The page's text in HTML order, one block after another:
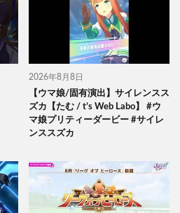
2026年8月8日
【ウマ娘/固有演出】サイレンスス
ズカ【たむ / t’s Web Labo】 #ウ
マ娘プリティーダービー #サイレ
ンススズカ